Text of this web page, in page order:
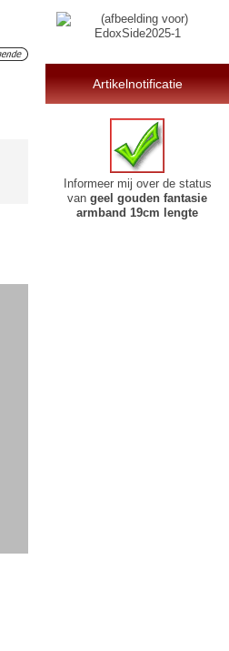
Artikelnotificatie
Informeer mij over de status
vangeel gouden fantasie
armband 19cm lengte